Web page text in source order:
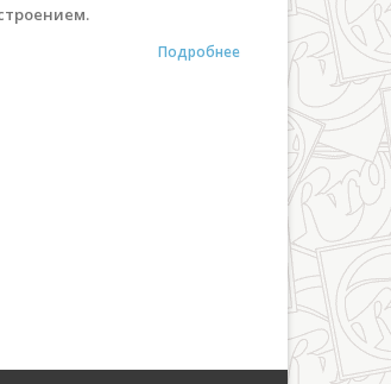
Подробнее